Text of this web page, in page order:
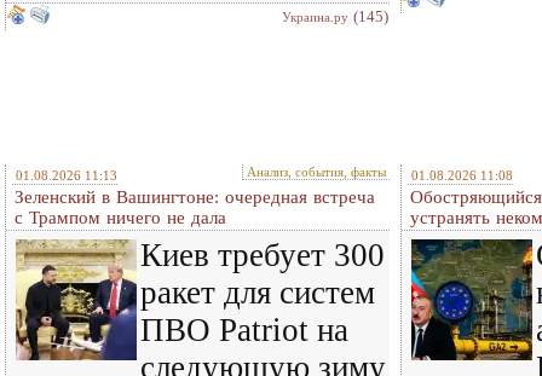
Украина.ру (145)
01.08.2026 11:13 Анализ, события, факты
Зеленский в Вашингтоне: очередная встреча
c Трампом ничего не дала
Киев требует 300
ракет для систем
ПВО Patriot на
следующую зиму
01.08.2026 11:08
устранять